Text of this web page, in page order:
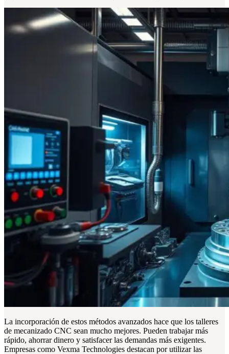
La incorporación de estos métodos avanzados hace que los talleres
de mecanizado CNC sean mucho mejores. Pueden trabajar más
rápido, ahorrar dinero y satisfacer las demandas más exigentes.
Empresas como Vexma Technologies destacan por utilizar las